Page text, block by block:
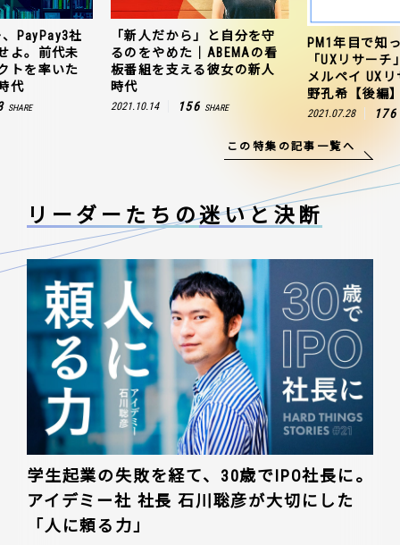
PayPay3社
よ。前代未
トを率いた
代
SHARE
「新人だから」と自分を守
るのをやめた｜ABEMAの看
板番組を支える彼女の新人
時代
2021.10.14 156 SHARE
PM1年目で知
「UXリサー
メルペイ UX
野孔希【後編
2021.07.28 176
この特集の記事一覧へ
リーダーたちの迷いと決断
学生起業の失敗を経て、30歳でIPO社長に。
アイデミー社 社長 石川聡彦が大切にした
「人に頼る力」